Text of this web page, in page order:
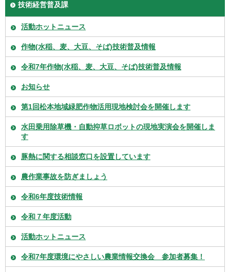
技術経営普及課
活動ホットニュース
作物(水稲、麦、大豆、そば)技術普及情報
令和7年作物(水稲、麦、大豆、そば)技術普及情報
お知らせ
第1回松本地域緑肥作物活用現地検討会を開催します
水田乗用除草機・自動抑草ロボットの現地実演会を開催しま
す
豚熱に関する相談窓口を設置しています
農作業事故を防ぎましょう
令和6年度技術情報
令和７年度活動
活動ホットニュース
令和7年度環境にやさしい農業情報交換会 参加者募集！